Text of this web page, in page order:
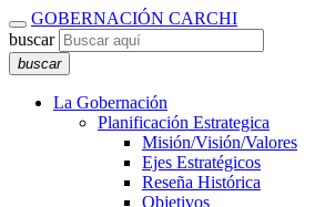
GOBERNACIÓN CARCHI
buscar
buscar
La Gobernación
Planificación Estrategica
Misión/Visión/Valores
Ejes Estratégicos
Reseña Histórica
Objetivos